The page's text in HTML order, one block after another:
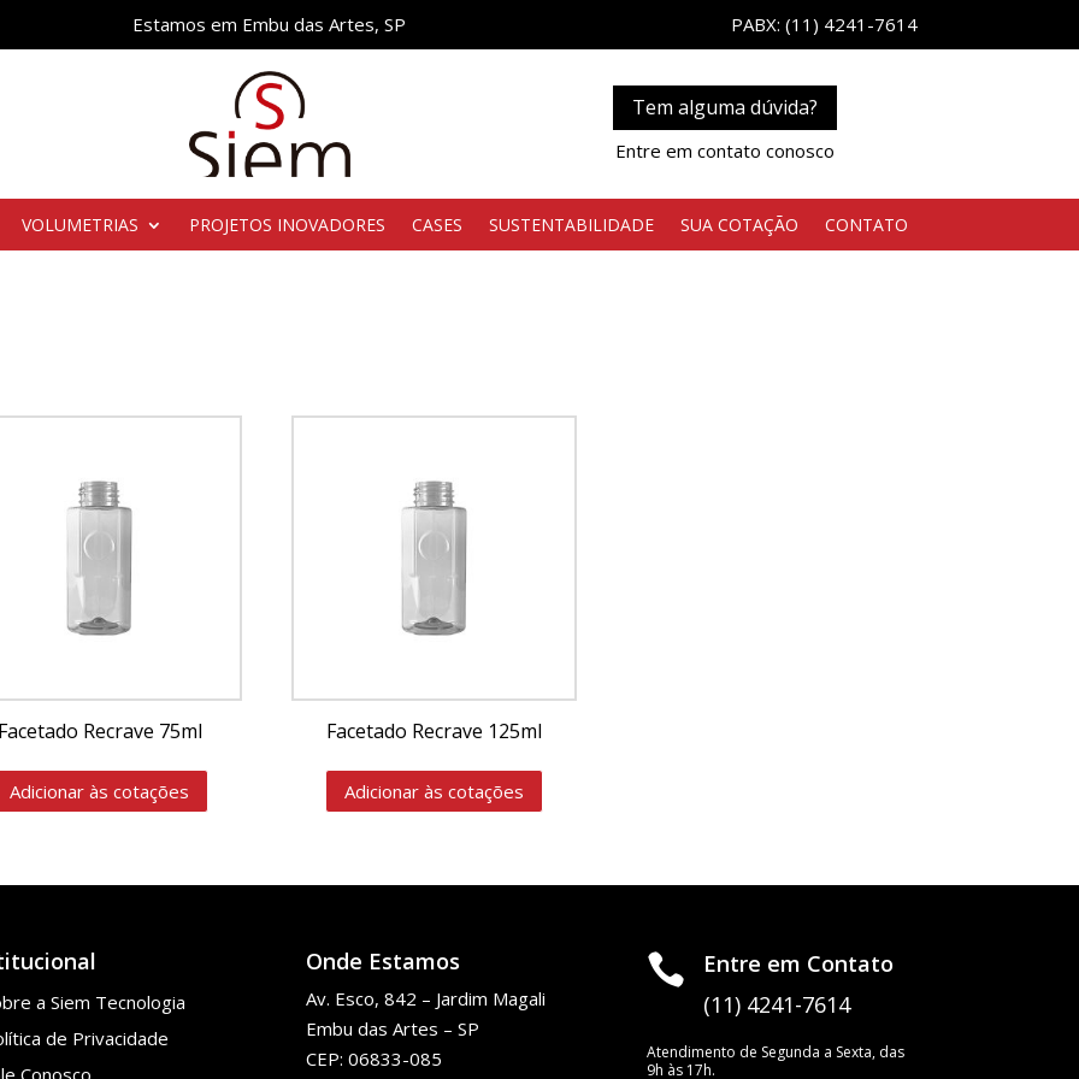
Estamos em Embu das Artes, SP PABX: (11) 4241-7614
Tem alguma dúvida?
Entre em contato conosco
VOLUMETRIAS PROJETOS INOVADORES CASES SUSTENTABILIDADE SUA COTAÇÃO CONTATO
Recrave 75ml
Adicionar às cotações
Facetado Recrave 125ml
Adicionar às cotações
a Siem Tecnologia
de Privacidade
Conosco
Onde Estamos
Av. Esco, 842 – Jardim Magali
Embu das Artes – SP
CEP: 06833-085

Entre em Contato
(11) 4241-7614
Atendimento de Segunda a Sexta, das
9h às 17h.